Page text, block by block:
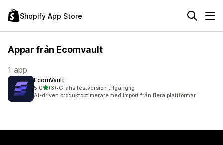
Shopify App Store
Appar från Ecomvault
1 app
EcomVault
5,0av 5 stjärnor
(3)
3 recensioner totalt
•Gratis testversion tillgänglig
AI-driven produktoptimerare med import från flera plattformar